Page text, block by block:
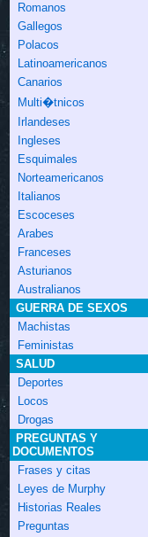
Romanos
Gallegos
Polacos
Latinoamericanos
Canarios
Multi�tnicos
Irlandeses
Ingleses
Esquimales
Norteamericanos
Italianos
Escoceses
Arabes
Franceses
Asturianos
Australianos
GUERRA DE SEXOS
Machistas
Feministas
SALUD
Deportes
Locos
Drogas
PREGUNTAS Y
DOCUMENTOS
Frases y citas
Leyes de Murphy
Historias Reales
Preguntas